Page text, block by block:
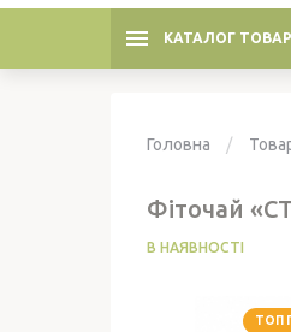
КАТАЛОГ
Головна
Фіточай
В НАЯВНОСТІ
ТОП